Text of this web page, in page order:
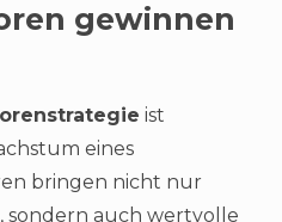
gewinnen
ist
eines
bringen nicht nur
, sondern auch wertvolle